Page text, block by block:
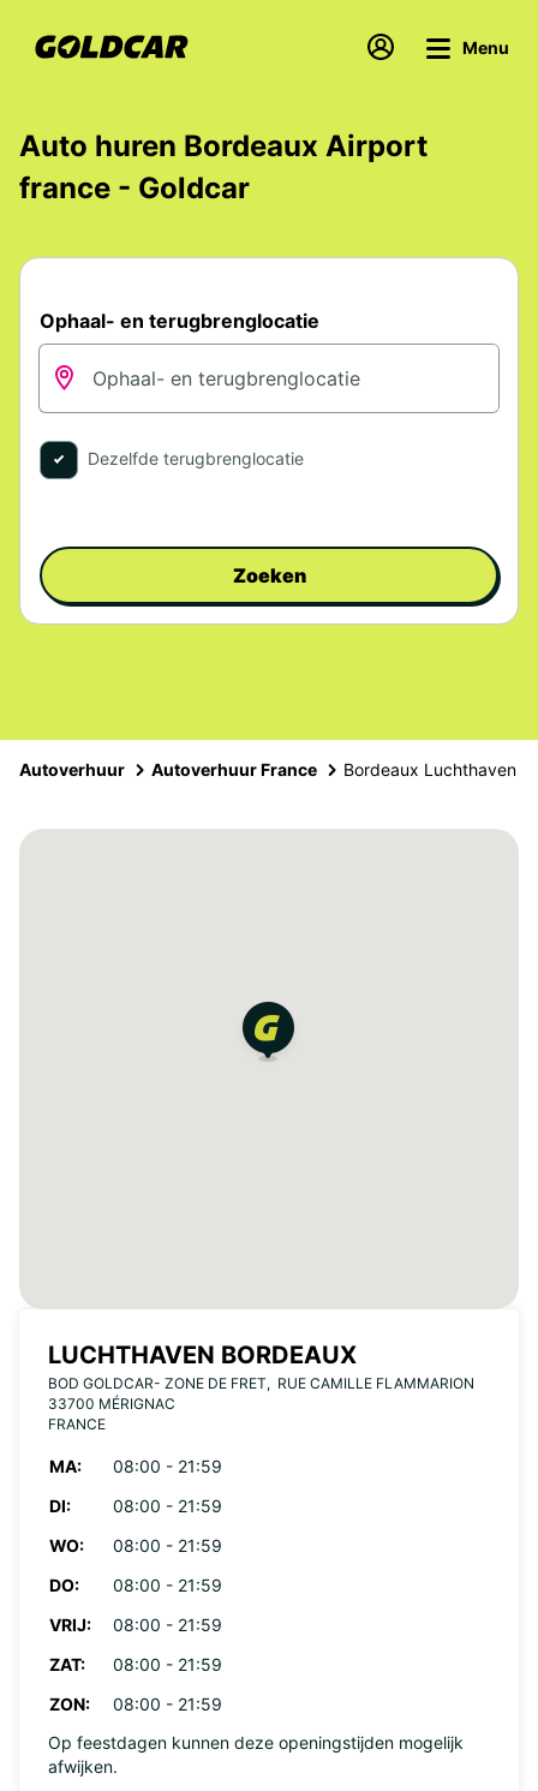
Menu
Auto huren Bordeaux Airport
france - Goldcar
Ophaal- en terugbrenglocatie
Dezelfde terugbrenglocatie
Zoeken
Autoverhuur Autoverhuur France Bordeaux Luchthaven
LUCHTHAVEN BORDEAUX
BOD GOLDCAR- ZONE DE FRET, RUE CAMILLE FLAMMARION
33700 MÉRIGNAC
FRANCE
MA:
08:00 - 21:59
DI:
08:00 - 21:59
WO:
08:00 - 21:59
DO:
08:00 - 21:59
VRIJ:
08:00 - 21:59
ZAT:
08:00 - 21:59
ZON:
08:00 - 21:59
Op feestdagen kunnen deze openingstijden mogelijk
afwijken.